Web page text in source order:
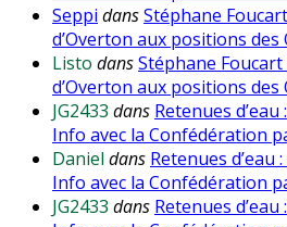
Seppi dansStéphane
d’Overton aux positions des
Listo dansStéphane
d’Overton aux positions des
JG2433 dans Retenues
Info avec la Confédération
Daniel dans Retenues d’eau
Info avec la Confédération
JG2433 dans Retenues